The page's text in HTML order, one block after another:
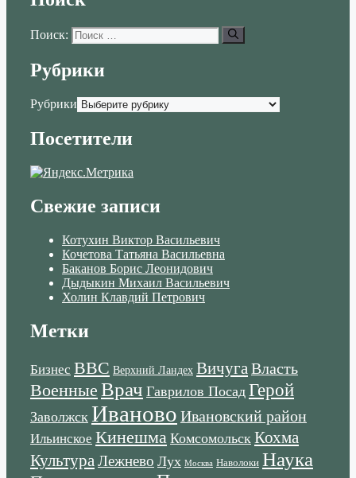
Поиск:
Рубрики
Рубрики
Посетители
Свежие записи
Котухин Виктор Васильевич
Кочетова Татьяна Васильевна
Баканов Борис Леонидович
Дыдыкин Михаил Васильевич
Холин Клавдий Петрович
Метки
Бизнес ВВС Верхний Ландех Вичуга Власть
Военные Врач Гаврилов Посад Герой
Заволжск Иваново Ивановский район
Ильинское Кинешма Комсомольск Кохма
Культура Лежнево Лух Москва Наволоки Наука